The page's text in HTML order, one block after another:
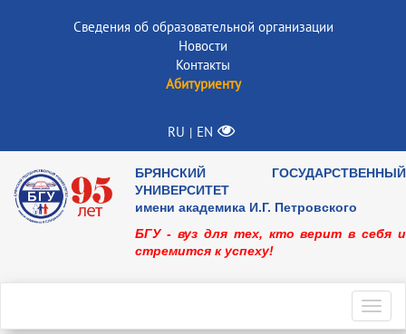
Сведения об образовательной организации
Новости
Контакты
Абитуриенту
RU | EN
БРЯНСКИЙ ГОСУДАРСТВЕННЫЙ
УНИВЕРСИТЕТ
имени академика И.Г. Петровского
БГУ - вуз для тех, кто верит в себя и
стремится к успеху!